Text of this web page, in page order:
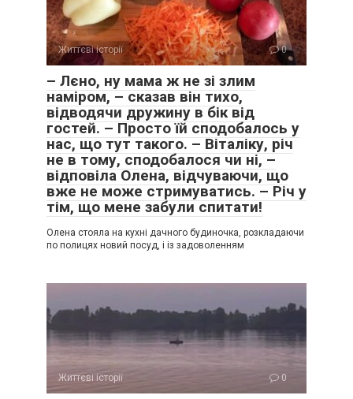
Життєві історії 0
– Лєно, ну мама ж не зі злим
наміром, – сказав він тихо,
відводячи дружину в бік від
гостей. – Просто їй сподобалось у
нас, що тут такого. – Віталіку, річ
не в тому, сподобалося чи ні, –
відповіла Олена, відчуваючи, що
вже не може стримуватись. – Річ у
тім, що мене забули спитати!
Олена стояла на кухні дачного будиночка, розкладаючи
по полицях новий посуд, і із задоволенням
Життєві історії 0